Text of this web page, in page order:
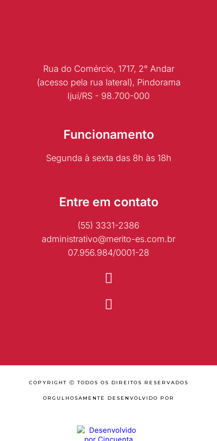
Rua do Comércio, 1717, 2° Andar
(acesso pela rua lateral), Pindorama
Ijuí/RS - 98.700-000
Funcionamento
Segunda à sexta das 8h às 18h
Entre em contato
(55) 3331-2386
administrativo@merito-es.com.br
07.956.984/0001-28
COPYRIGHT Ⓒ TODOS OS DIREITOS RESERVADOS
ORGULHOSAMENTE DESENVOLVIDO POR